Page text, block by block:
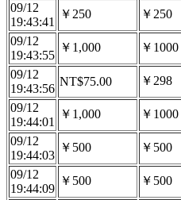
09/12
19:43:41
￥250 ￥250
09/12
19:43:55
￥1,000 ￥1000
09/12
19:43:56
NT$75.00 ￥298
09/12
19:44:01
￥1,000 ￥1000
09/12
19:44:03
￥500 ￥500
09/12
19:44:09
￥500 ￥500